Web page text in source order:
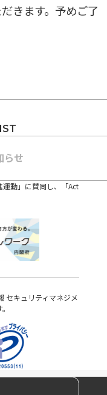
きます。予めご了
らせ
動」に賛同し、「Act
セキュリティマネジメ